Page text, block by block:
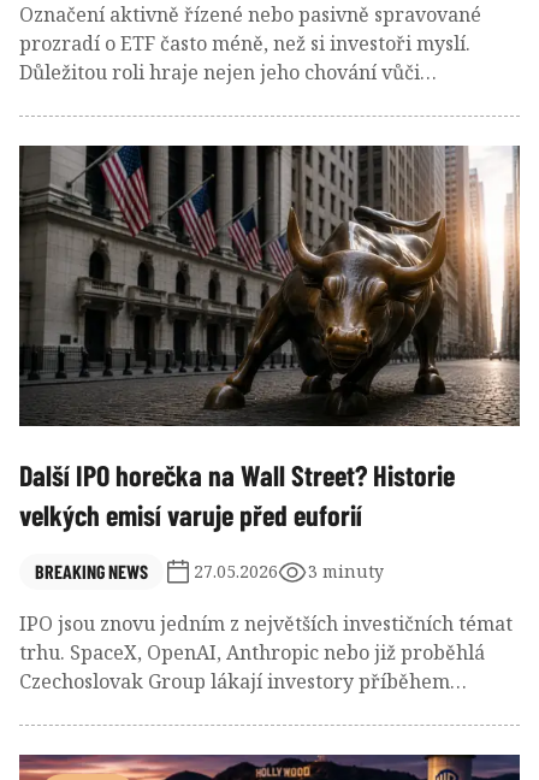
Označení aktivně řízené nebo pasivně spravované
prozradí o ETF často méně, než si investoři myslí.
Důležitou roli hraje nejen jeho chování vůči
benchmarku a nákladovost ETF (TER). Některá
„pasivní“ ETF totiž kopírují aktivně navržené speciální
indexy se svérázným výběrem cenných papírů,
zatímco jiná „aktivní“ se pro změnu těsně drží svého
benchmarku tak, že nedokážou odůvodnit své vyšší
náklady na správu. Provozují tzv. zastřené indexování
(closet indexing) a připomínají jen dražší kopie svých
pasivních souputníků.
Další IPO horečka na Wall Street? Historie
velkých emisí varuje před euforií
BREAKING NEWS 27.05.2026 3 minuty
IPO jsou znovu jedním z největších investičních témat
trhu. SpaceX, OpenAI, Anthropic nebo již proběhlá
Czechoslovak Group lákají investory příběhem
ukazuje, že prvotní euforie často rychle vyprchá a